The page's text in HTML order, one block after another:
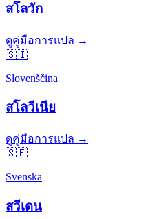
สโลวัก
ดูคู่มือการแปล →
🇸🇮
Slovenščina
สโลวีเนีย
ดูคู่มือการแปล →
🇸🇪
Svenska
สวีเดน